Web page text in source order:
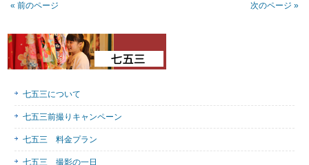
« 前のページ 次のページ »
七五三について
七五三前撮りキャンペーン
七五三 料金プラン
七五三 撮影の一日